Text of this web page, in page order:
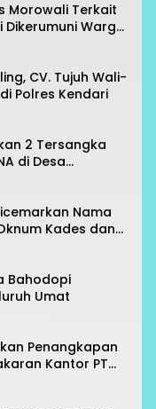
Morowali Terkait
Dikerumuni Warga
CV. Tujuh Wali-
Polres Kendari
2 Tersangka
di Desa
Nama
Kades dan
Bahodopi
Umat
Penangkapan
Kantor PT